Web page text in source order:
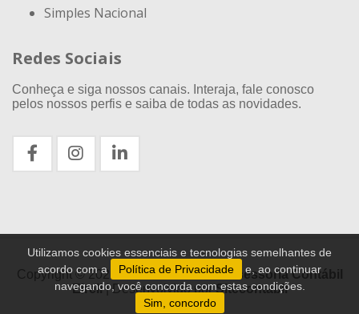
Utilizamos cookies essenciais e tecnologias semelhantes de
acordo com a
Política de Privacidade
e, ao continuar
navegando, você concorda com estas condições.
Sim, concordo
Simples Nacional
Redes Sociais
Conheça e siga nossos canais. Interaja, fale conosco
pelos nossos perfis e saiba de todas as novidades.
Copyright © 2021 - 2026Exacthus Assessoria Contábil
Eireli| Desenvolvido porSitecontabil